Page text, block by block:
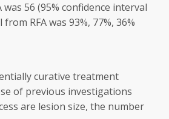
56 (95% confidence interval
RFA was 93%, 77%, 36%
curative treatment
of previous investigations
are lesion size, the number